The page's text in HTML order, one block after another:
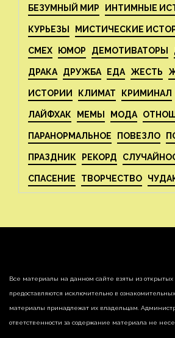
БЕЗУМНЫЙ МИР ИНТИМНЫЕ
КУРЬЕЗЫ МИСТИЧЕСКИЕ
СМЕХ ЮМОР ДЕМОТИВАТОРЫ
ДРАКА ДРУЖБА ЕДА ЖЕСТЬ
ИСТОРИИ КЛИМАТ КРИМИНАЛ
ЛАЙФХАК МЕМЫ МОДА
ПАРАНОРМАЛЬНОЕ ПОВЕЗЛО
ПРАЗДНИК РЕКОРД
СПАСЕНИЕ ТВОРЧЕСТВО
Все материалы на данном сайте взяты из открытых
предоставляются исключительно в
материалы принадлежат их владельцам.
ответственности за содержание материала не